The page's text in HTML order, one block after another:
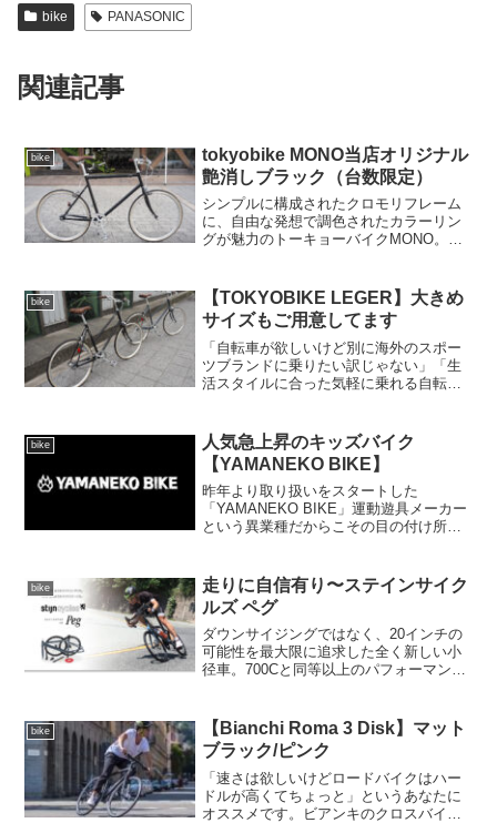
bike PANASONIC
関連記事
bike
tokyobike MONO当店オリジナル
艶消しブラック（台数限定）
シンプルに構成されたクロモリフレーム
に、自由な発想で調色されたカラーリン
グが魅力のトーキョーバイクMONO。が
でなく、車、家具家電、携帯やタブレッ
トなどあらゆる工業製品...
bike
【TOKYOBIKE LEGER】大きめ
サイズもご用意してます
「自転車が欲しいけど別に海外のスポー
ツブランドに乗りたい訳じゃない」「生
活スタイルに合った気軽に乗れる自転車
【TOKYOBIKE LEGER】です。扱いやす
く、漕ぎ出し軽...
bike
人気急上昇のキッズバイク
【YAMANEKO BIKE】
昨年より取り扱いをスタートした
「YAMANEKO BIKE」運動遊具メーカー
という異業種だからこその目の付け所
め細やかな設計による扱いやすさと品質
の高さは、他と比べれば...
bike
走りに自信有り〜ステインサイク
ルズ ペグ
ダウンサイジングではなく、20インチの
可能性を最大限に追求した全く新しい小
径車。700Cと同等以上のパフォーマンス
今、試乗車もご用意しております。PDF
カタログはこちら
bike
【Bianchi Roma 3 Disk】マット
ブラック/ピンク
「速さは欲しいけどロードバイクはハー
ドルが高くてちょっと」というあなたに
オススメです。ビアンキのクロスバイ